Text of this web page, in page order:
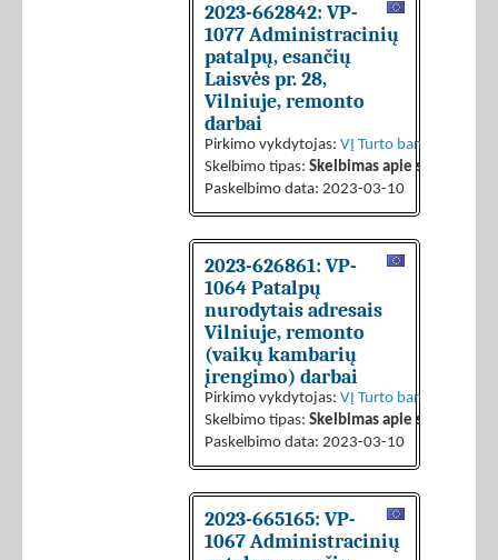
2023-662842: VP-
1077 Administracinių
patalpų, esančių
Laisvės pr. 28,
Vilniuje, remonto
darbai
Pirkimo vykdytojas: VĮ Turto bankas
Skelbimo tipas: Skelbimas apie sutarties
Paskelbimo data: 2023-03-10
2023-626861: VP-
1064 Patalpų
nurodytais adresais
Vilniuje, remonto
(vaikų kambarių
įrengimo) darbai
Pirkimo vykdytojas: VĮ Turto bankas
Skelbimo tipas: Skelbimas apie sutarties
Paskelbimo data: 2023-03-10
2023-665165: VP-
1067 Administracinių